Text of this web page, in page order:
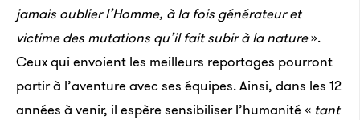
jamais oublier l’Homme, à la fois générateur et
victime des mutations qu’il fait subir à la nature».
Ceux qui envoient les meilleurs reportages pourront
partir à l’aventure avec ses équipes. Ainsi, dans les 12
années à venir, il espère sensibiliser l’humanité « tant